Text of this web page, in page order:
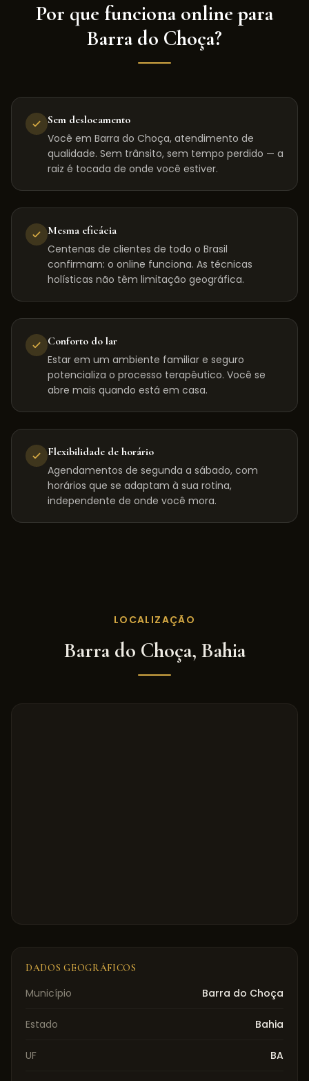
Por que funciona online para
Barra do Choça?
Sem deslocamento
Você em Barra do Choça, atendimento de
qualidade. Sem trânsito, sem tempo perdido — a
raiz é tocada de onde você estiver.
Mesma eficácia
Centenas de clientes de todo o Brasil
confirmam: o online funciona. As técnicas
holísticas não têm limitação geográfica.
Conforto do lar
Estar em um ambiente familiar e seguro
potencializa o processo terapêutico. Você se
abre mais quando está em casa.
Flexibilidade de horário
Agendamentos de segunda a sábado, com
horários que se adaptam à sua rotina,
independente de onde você mora.
LOCALIZAÇÃO
Barra do Choça, Bahia
DADOS GEOGRÁFICOS
Município Barra do Choça
Estado Bahia
UF BA